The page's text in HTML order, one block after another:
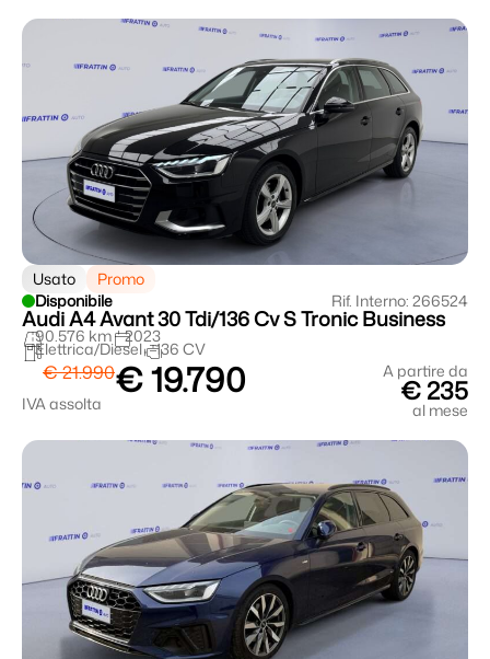
Usato
Promo
Disponibile
Rif. Interno: 266524
Audi A4 Avant 30 Tdi/136 Cv S Tronic Business
90.576 km 2023
Elettrica/Diesel 136 CV
€ 19.790
€ 21.990
IVA assolta
A partire da
€ 235
al mese